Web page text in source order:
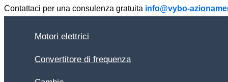
Contattaci per una consulenza gratuita info@vybo-
Motori elettrici
Convertitore di frequenza